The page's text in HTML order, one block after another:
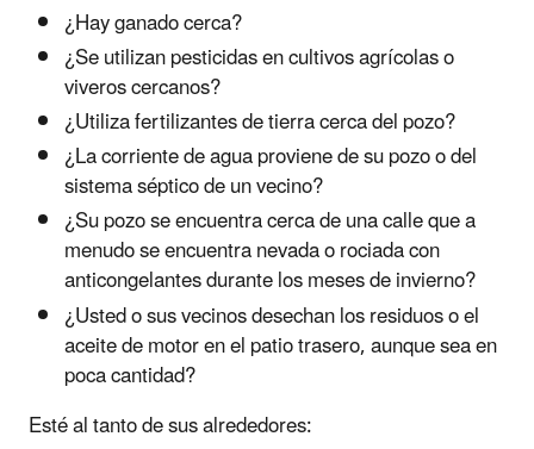
¿Hay ganado cerca?
¿Se utilizan pesticidas en cultivos agrícolas o
viveros cercanos?
¿Utiliza fertilizantes de tierra cerca del pozo?
¿La corriente de agua proviene de su pozo o del
sistema séptico de un vecino?
¿Su pozo se encuentra cerca de una calle que a
menudo se encuentra nevada o rociada con
anticongelantes durante los meses de invierno?
¿Usted o sus vecinos desechan los residuos o el
aceite de motor en el patio trasero, aunque sea en
poca cantidad?
Esté al tanto de sus alrededores: